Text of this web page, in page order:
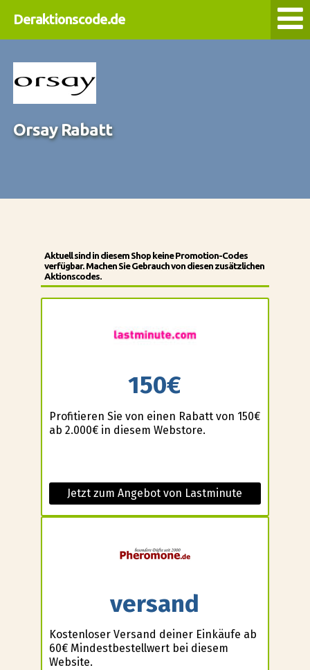
Deraktionscode.de
Orsay Rabatt
Aktuell sind in diesem Shop keine Promotion-Codes
verfügbar. Machen Sie Gebrauch von diesen zusätzlichen
Aktionscodes.
150€
Profitieren Sie von einen Rabatt von 150€
ab 2.000€ in diesem Webstore.
Jetzt zum Angebot von Lastminute
versand
Kostenloser Versand deiner Einkäufe ab
60€ Mindestbestellwert bei diesem
Website.